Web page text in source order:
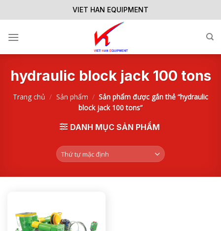
to
VIET HAN EQUIPMENT
hydraulic block jack 100 tons
Trang chủ / Sản phẩm / Sản phẩm được gắn thẻ “hydraulic
block jack 100 tons”
DANH MỤC SẢN PHẨM